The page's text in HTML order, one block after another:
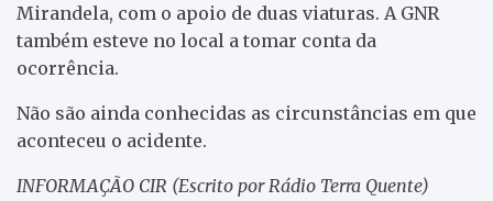
Mirandela, com o apoio de duas viaturas. A GNR
também esteve no local a tomar conta da
ocorrência.
Não são ainda conhecidas as circunstâncias em que
aconteceu o acidente.
INFORMAÇÃO CIR (Escrito por Rádio Terra Quente)